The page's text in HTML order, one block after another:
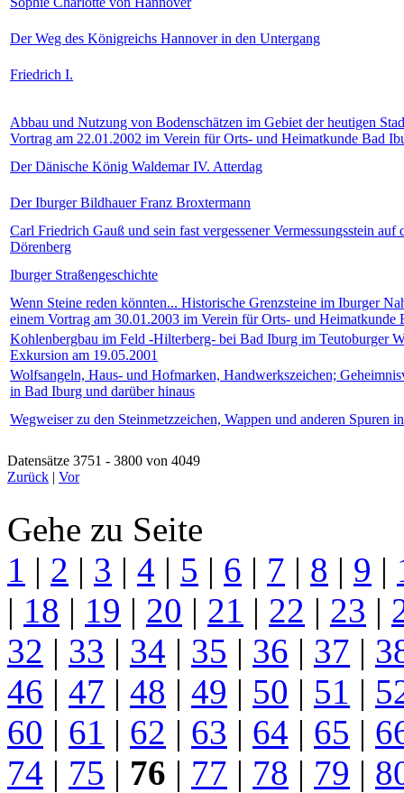
Der Weg des Königreichs Hannover in den Untergang
Friedrich I.
Abbau und Nutzung von Bodenschätzen im Gebiet der heutigen
Vortrag am 22.01.2002 im Verein für Orts- und Heimatkunde Bad
Der Dänische König Waldemar IV. Atterdag
Der Iburger Bildhauer Franz Broxtermann
Carl Friedrich Gauß und sein fast vergessener Vermessungsstein auf
Dörenberg
Iburger Straßengeschichte
Wenn Steine reden könnten... Historische Grenzsteine im Iburger
einem Vortrag am 30.01.2003 im Verein für Orts- und Heimatkunde
Kohlenbergbau im Feld -Hilterberg- bei Bad Iburg im Teutoburger
Exkursion am 19.05.2001
Wolfsangeln, Haus- und Hofmarken, Handwerkszeichen;
in Bad Iburg und darüber hinaus
Wegweiser zu den Steinmetzzeichen, Wappen und anderen Spuren
Datensätze 3751 - 3800 von 4049
Zurück | Vor
Gehe zu Seite
1 | 2 | 3 | 4 | 5 | 6 | 7 | 8 | 9 |
| 18 | 19 | 20 | 21 | 22 | 23 |
32 | 33 | 34 | 35 | 36 | 37 |
46 | 47 | 48 | 49 | 50 | 51 |
60 | 61 | 62 | 63 | 64 | 65 |
74 | 75 | 76 | 77 | 78 | 79 |